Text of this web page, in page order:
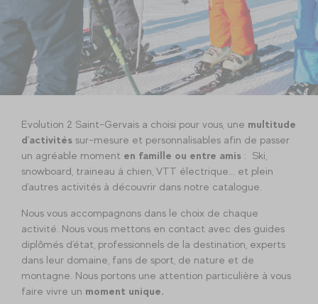
Evolution 2 Saint-Gervais a choisi pour vous, une multitude
d'activités sur-mesure et personnalisables afin de passer
un agréable moment en famille ou entre amis : Ski,
snowboard, traineau à chien, VTT électrique... et plein
d'autres activités à découvrir dans notre catalogue.
Nous vous accompagnons dans le choix de chaque
activité. Nous vous mettons en contact avec des guides
diplômés d'état, professionnels de la destination, experts
dans leur domaine, fans de sport, de nature et de
montagne. Nous portons une attention particulière à vous
faire vivre un moment unique.